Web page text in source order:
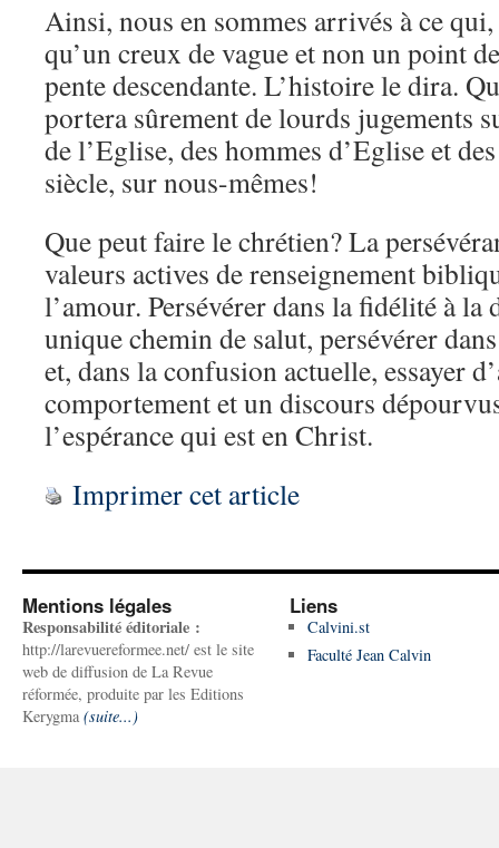
Ainsi, nous en sommes arrivés à ce qui,
qu’un creux de vague et non un point
pente descendante. L’histoire le dira.
portera sûrement de lourds jugements
de l’Eglise, des hommes d’Eglise et
siècle, sur nous-mêmes!
Que peut faire le chrétien? La
valeurs actives de renseignement
l’amour. Persévérer dans la fidélité à la
unique chemin de salut, persévérer
et, dans la confusion actuelle, essayer
comportement et un discours
l’espérance qui est en Christ.
Imprimer cet article
Mentions légales
Responsabilité éditoriale :
http://larevuereformee.net/ est le site
web de diffusion de La Revue
réformée, produite par les Editions
Kerygma (suite...)
Liens
Calvini.st
Faculté Jean Calvin